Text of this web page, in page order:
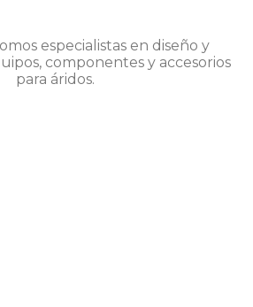
especialistas en diseño y
componentes y accesorios
para áridos.